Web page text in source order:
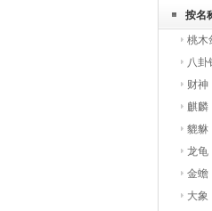
按名
桃木
八卦
财神
麒麟
貔貅
龙龟
金蟾
大象